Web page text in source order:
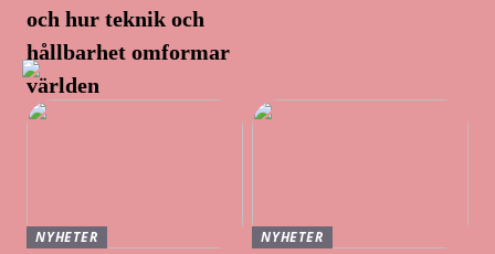
och hur teknik och
hållbarhet omformar
världen
NYHETER
NYHETER